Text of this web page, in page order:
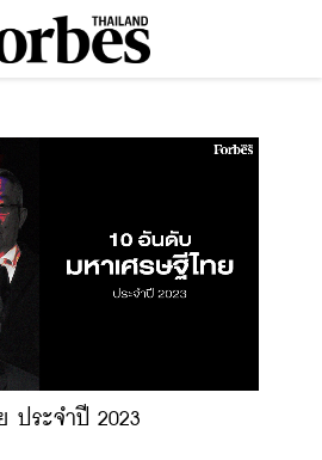
ประจำปี 2023